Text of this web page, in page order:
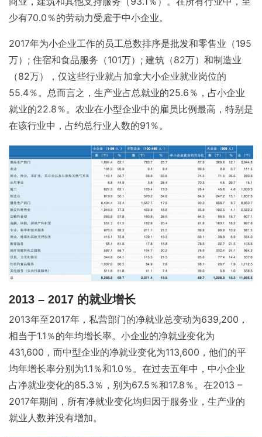
少有70.0％的劳动力受雇于中小企业。
2017年为小企业工作的员工总数排序是批发和零售业（195
万）; 住宿和食品服务（101万）; 建筑（82万）和制造业
（82万），仅这些行业就占加拿大小企业就业岗位的
55.4％。总而言之，生产业占总就业的25.6％，占小企业
就业的22.8％。农业在小型企业中的雇员比例最高，特别是
在该行业中，占约总行业人数的91％。
2013 – 2017 的就业增长
2013年至2017年，私营部门的净就业总变动为639,200，
相当于1.1％的年均增长率。小企业的净就业变化为
431,600，而中型企业的净就业变化为113,600，他们的平
均年增长率分别为1.1％和1.0％。在过去五年中，中小企业
占净就业变化的85.3％，别为67.5％和17.8％。在2013 –
2017年期间，所有净就业变化均归因于服务业，生产业的
就业人数并没有增加。